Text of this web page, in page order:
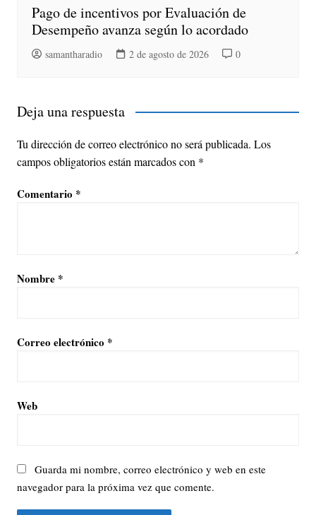
Pago de incentivos por Evaluación de
Desempeño avanza según lo acordado
samantharadio 2 de agosto de 2026 0
Deja una respuesta
Tu dirección de correo electrónico no será publicada. Los
campos obligatorios están marcados con *
Comentario *
Nombre *
Correo electrónico *
Web
Guarda mi nombre, correo electrónico y web en este
navegador para la próxima vez que comente.